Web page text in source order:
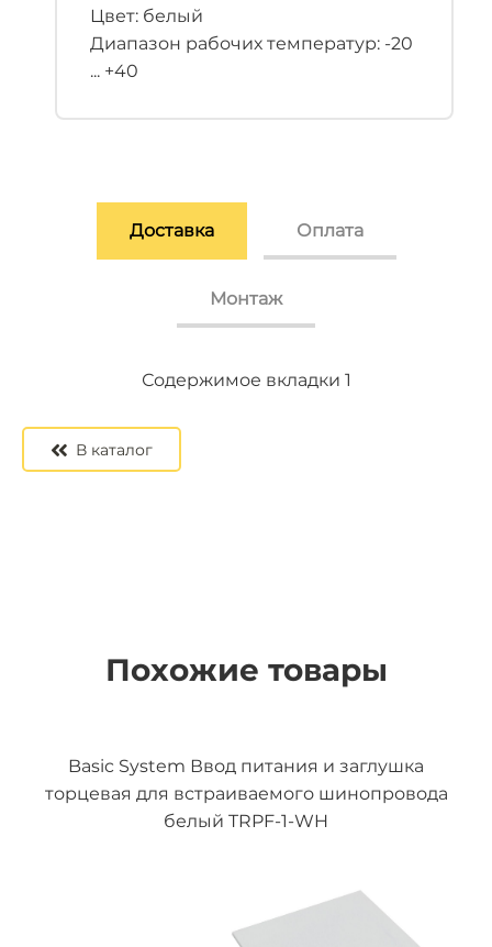
Цвет: белый
Диапазон рабочих температур: -20
... +40
Доставка Оплата
Монтаж
Содержимое вкладки 1
Содержимое вкладки 2
Содержимое вкладки 3
В каталог
Похожие товары
Basic System Ввод питания и заглушка
торцевая для встраиваемого шинопровода
белый TRPF-1-WH